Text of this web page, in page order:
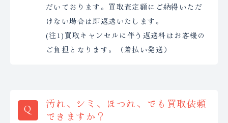
だいております。買取査定額にご納得いただ
けない場合は即返送いたします。
(注1)買取キャンセルに伴う返送料はお客様の
ご負担となります。（着払い発送）
汚れ、シミ、ほつれ、でも買取依頼
できますか？